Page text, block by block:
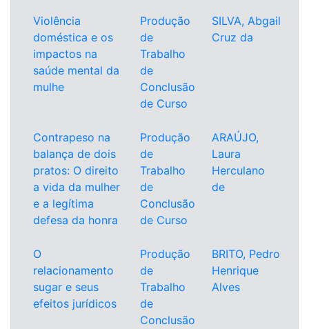
Violência
doméstica e os
impactos na
saúde mental da
mulhe
Produção
de
Trabalho
de
Conclusão
de Curso
SILVA, Abgail
Cruz da
Contrapeso na
balança de dois
pratos: O direito
a vida da mulher
e a legítima
defesa da honra
Produção
de
Trabalho
de
Conclusão
de Curso
ARAÚJO,
Laura
Herculano
de
O
relacionamento
sugar e seus
efeitos jurídicos
Produção
de
Trabalho
de
Conclusão
BRITO, Pedro
Henrique
Alves